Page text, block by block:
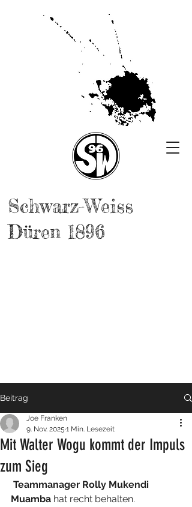
Schwarz-Weiss
Düren 1896
Beitrag
Mit Walter Wogu kommt der Impuls
zum Sieg
Joe Franken
9. Nov. 2025 1 Min. Lesezeit
Teammanager Rolly Mukendi
Muamba hat recht behalten.